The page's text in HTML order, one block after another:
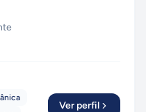
Ver perfil